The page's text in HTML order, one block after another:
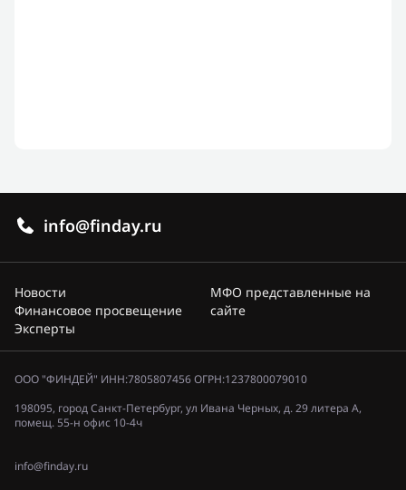
info@finday.ru
Новости
Финансовое просвещение
Эксперты
МФО представленные на
сайте
ООО "ФИНДЕЙ" ИНН:7805807456 ОГРН:1237800079010
198095, город Санкт-Петербург, ул Ивана Черных, д. 29 литера А,
помещ. 55-н офис 10-4ч
info@finday.ru